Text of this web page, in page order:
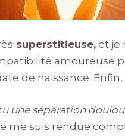
superstitieuse, et je
amoureuse
de naissance. Enfin,
une séparation
me suis rendue